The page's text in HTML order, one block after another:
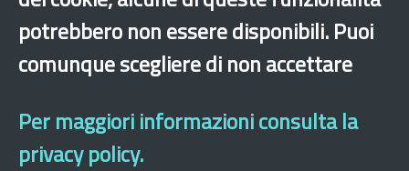
potrebbero non essere disponibili. Puoi
comunque scegliere di non accettare
Per maggiori informazioni consulta la
privacy policy.
website